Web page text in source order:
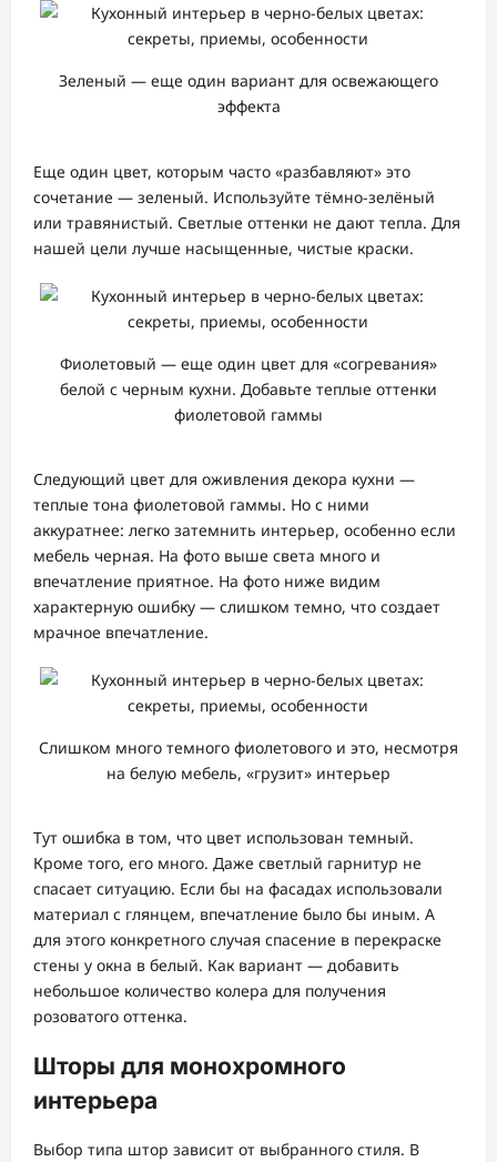
Зеленый — еще один вариант для освежающего
эффекта
Еще один цвет, которым часто «разбавляют» это
сочетание — зеленый. Используйте тёмно-зелёный
или травянистый. Светлые оттенки не дают тепла. Для
нашей цели лучше насыщенные, чистые краски.
Фиолетовый — еще один цвет для «согревания»
белой с черным кухни. Добавьте теплые оттенки
фиолетовой гаммы
Следующий цвет для оживления декора кухни —
теплые тона фиолетовой гаммы. Но с ними
аккуратнее: легко затемнить интерьер, особенно если
мебель черная. На фото выше света много и
впечатление приятное. На фото ниже видим
характерную ошибку — слишком темно, что создает
мрачное впечатление.
Слишком много темного фиолетового и это, несмотря
на белую мебель, «грузит» интерьер
Тут ошибка в том, что цвет использован темный.
Кроме того, его много. Даже светлый гарнитур не
спасает ситуацию. Если бы на фасадах использовали
материал с глянцем, впечатление было бы иным. А
для этого конкретного случая спасение в перекраске
стены у окна в белый. Как вариант — добавить
небольшое количество колера для получения
розоватого оттенка.
Шторы для монохромного
интерьера
Выбор типа штор зависит от выбранного стиля. В